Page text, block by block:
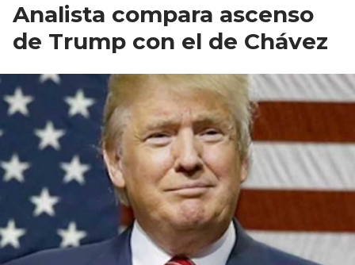
Analista compara ascenso
de Trump con el de Chávez